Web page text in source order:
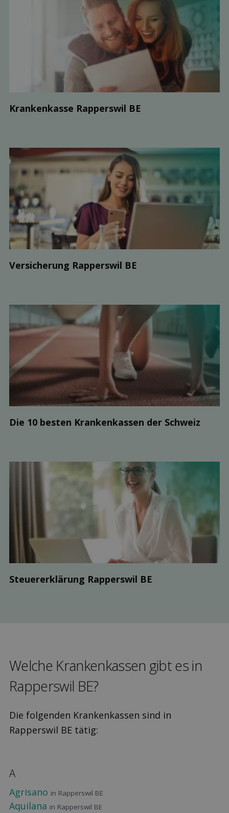
Kranken­kasse Rapperswil BE
Ver­sicherung Rapperswil BE
Die 10 besten Kranken­kassen der Schweiz
Steuer­erklärung Rapperswil BE
Welche Kranken­kassen gibt es in
Rapperswil BE?
Die folgenden Krankenkassen sind in
Rapperswil BE tätig:
A
Agrisano in Rapperswil BE
Aquilana in Rapperswil BE